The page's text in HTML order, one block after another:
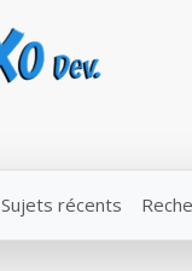
Sujets récents